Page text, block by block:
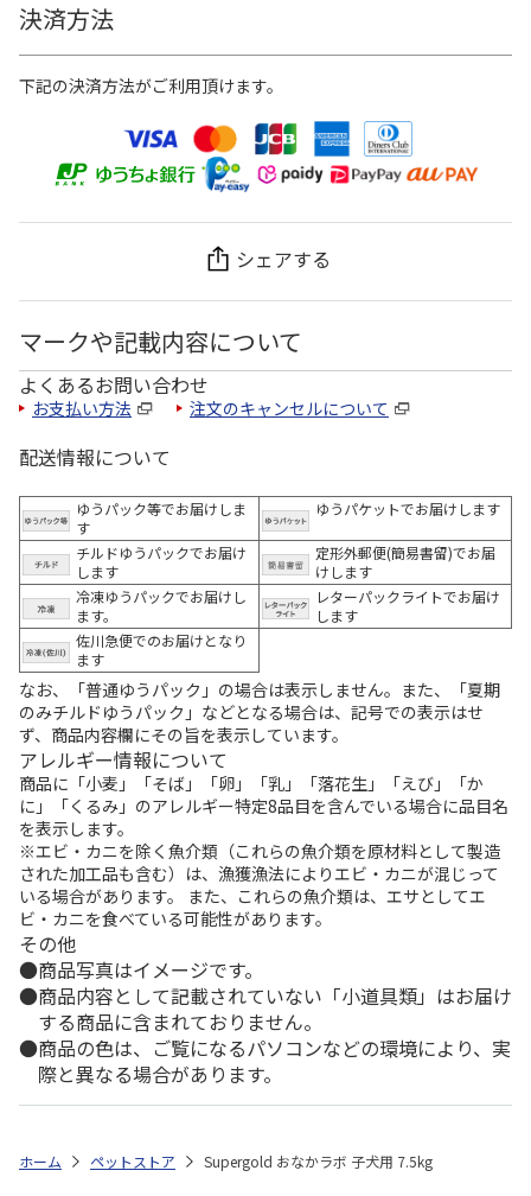
決済方法
下記の決済方法がご利用頂けます。
シェアする
マークや記載内容について
よくあるお問い合わせ
お支払い方法 注文のキャンセルについて
配送情報について
ゆうパック等でお届けしま
す
ゆうパケットでお届けします
チルドゆうパックでお届け
します
定形外郵便(簡易書留)でお届
けします
冷凍ゆうパックでお届けし
ます。
レターパックライトでお届け
します
佐川急便でのお届けとなり
ます
なお、「普通ゆうパック」の場合は表示しません。また、「夏期
のみチルドゆうパック」などとなる場合は、記号での表示はせ
ず、商品内容欄にその旨を表示しています。
アレルギー情報について
商品に「小麦」「そば」「卵」「乳」「落花生」「えび」「か
に」「くるみ」のアレルギー特定8品目を含んでいる場合に品目名
を表示します。
※エビ・カニを除く魚介類（これらの魚介類を原材料として製造
された加工品も含む）は、漁獲漁法によりエビ・カニが混じって
いる場合があります。 また、これらの魚介類は、エサとしてエ
ビ・カニを食べている可能性があります。
その他
商品写真はイメージです。
商品内容として記載されていない「小道具類」はお届け
する商品に含まれておりません。
商品の色は、ご覧になるパソコンなどの環境により、実
際と異なる場合があります。
ホーム ペットストア Supergold おなかラボ 子犬用 7.5kg